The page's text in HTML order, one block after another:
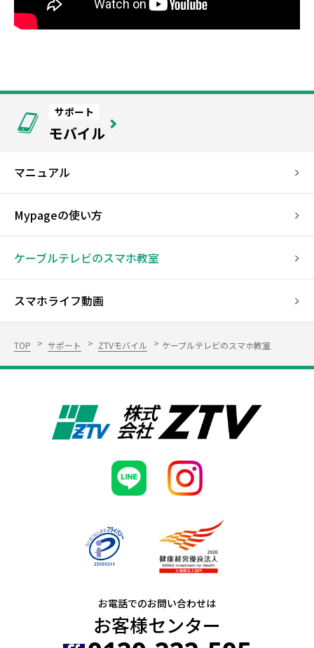
サポート
モバイル
マニュアル
Mypageの使い方
ケーブルテレビのスマホ教室
スマホライフ動画
TOP サポート ZTVモバイル ケーブルテレビのスマホ教室
お電話でのお問い合わせは
お客様センター